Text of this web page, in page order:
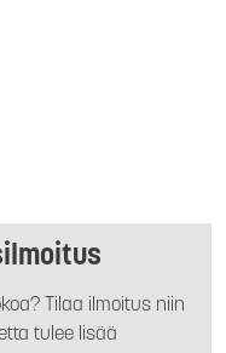
Tilaa ilmoitus niin
tulee lisää